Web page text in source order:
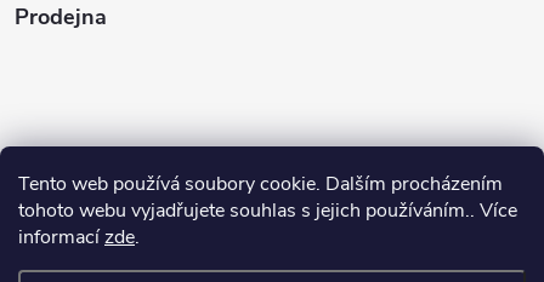
Tento web používá soubory cookie. Dalším procházením
tohoto webu vyjadřujete souhlas s jejich používáním.. Více
informacízde.
Prodejna